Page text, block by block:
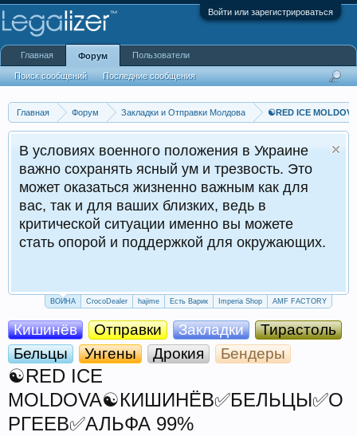
Войти или зарегистрироваться
Главная Форум Закладки и Отправки Молдова ☯️RED ICE
В условиях военного положения в Украине
важно сохранять ясный ум и трезвость. Это
может оказаться жизненно важным как для
вас, так и для ваших близких, ведь в
критической ситуации именно вы можете
стать опорой и поддержкой для окружающих.
ВОЙНА CrocoDealer hajime Есть Варик Imperia Shop AMF FACTORY
Кишинёв Отправки Закладки
Тирастоль
Бельцы
Унгены Дрокия Бендеры
☯️RED ICE
MOLDOVA☯️КИШИНЁВ✅БЕЛЬЦЫ✅О
РГЕЕВ✅АЛЬФА 99%
Главная Форум
Поиск сообщений Последние сообщения
Пользователи